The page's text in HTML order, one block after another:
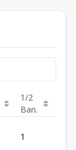
1/2
Ban.
1